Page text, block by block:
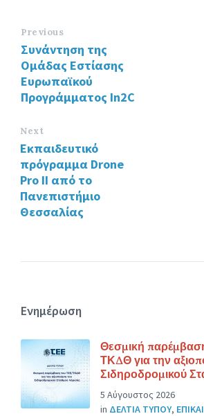
o
o
k
n
Previous
Συνάντηση της
Ομάδας Εστίασης
Ευρωπαϊκού
Προγράμματος In2C
Next
Εκπαιδευτικό
πρόγραμμα Drone
Pro II από το
Πανεπιστήμιο
Θεσσαλίας
Ενημέρωση
Θεσμική
ΤΚΔΘ για την
Σιδηροδρομικού
5 Αύγουστος 2026
in ΔΕΛΤΙΑ ΤΥΠΟΥ,